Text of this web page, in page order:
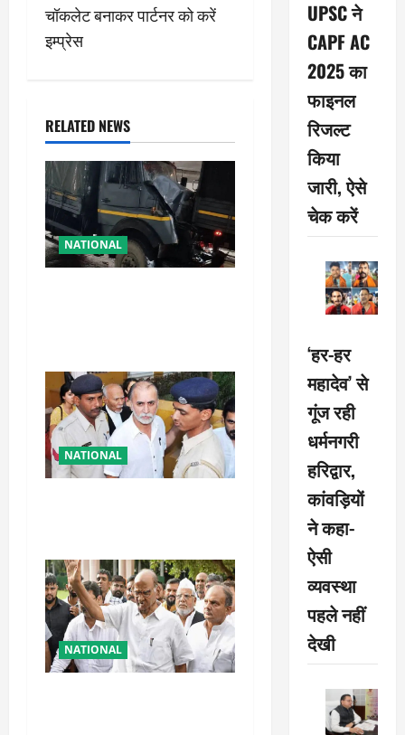
n
v
i
g
a
t
n
चॉकलेट बनाकर पार्टनर को करें
इम्प्रेस
RELATED NEWS
NATIONAL
NATIONAL
NATIONAL
UPSC ने
CAPF AC
2025 का
फाइनल
रिजल्ट
किया
जारी, ऐसे
चेक करें
‘हर-हर
महादेव’ से
गूंज रही
धर्मनगरी
हरिद्वार,
कांवड़ियों
ने कहा-
ऐसी
व्यवस्था
पहले नहीं
देखी